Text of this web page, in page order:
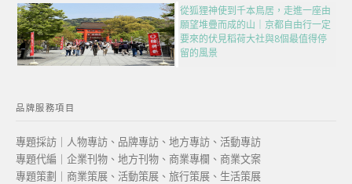
從狐狸神使到千本鳥居，走進一座由
願望堆疊而成的山｜京都自由行一定
要來的伏見稻荷大社與8個最值得停
留的風景
品牌服務項目
專題採訪｜人物專訪、品牌專訪、地方專訪、活動專訪
專題代編｜企業刊物、地方刊物、商業專欄、商業文案
專題策劃｜商業策展、活動策展、旅行策展、生活策展